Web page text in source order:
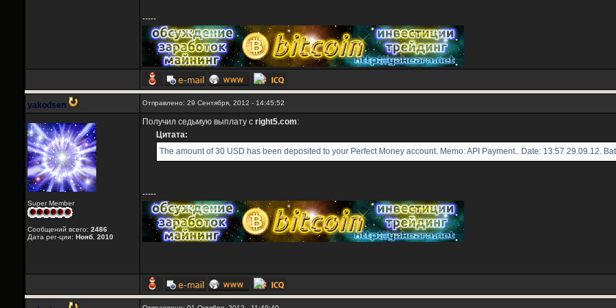
-----
yakodsen Отправлено: 29 Сентября, 2012 - 14:45:52
Super Member
Сообщений всего: 2486
Дата рег-ции: Нояб. 2010
Получил седьмую выплату с right5.com:
Цитата:
The amount of 30 USD has been deposited to your Perfect Money account. Memo: API Payment.. Date: 13:57 29.09.12.
-----